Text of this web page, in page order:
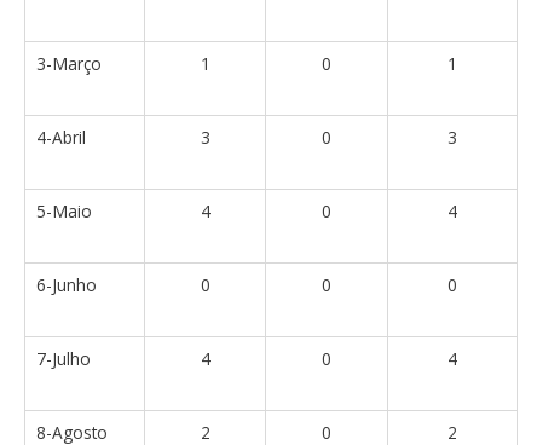
3-Março 1 0 1
4-Abril 3 0 3
5-Maio 4 0 4
6-Junho 0 0 0
7-Julho 4 0 4
8-Agosto 2 0 2